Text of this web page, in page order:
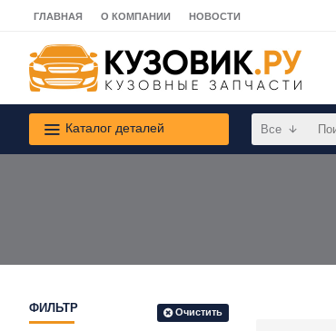
ГЛАВНАЯ О КОМПАНИИ НОВОСТИ
Каталог деталей Все
ФИЛЬТР Очистить